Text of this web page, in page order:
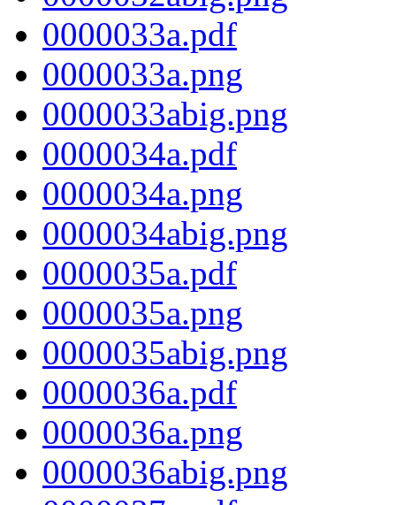
0000033a.pdf
0000033a.png
0000033abig.png
0000034a.pdf
0000034a.png
0000034abig.png
0000035a.pdf
0000035a.png
0000035abig.png
0000036a.pdf
0000036a.png
0000036abig.png